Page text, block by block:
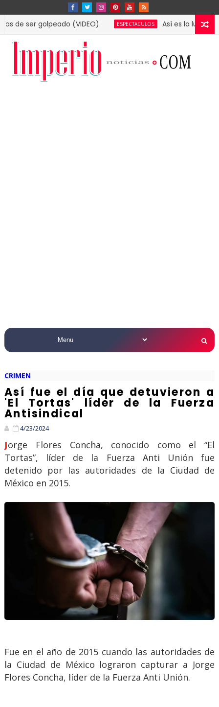
golpeado (VIDEO) ESPECTACULOS Así es la lujosa mansión
CRIMEN
Así fue el día que detuvieron a
'El Tortas' líder de la Fuerza
Antisindical
4/23/2024
Jorge Flores Concha, conocido como el “El
Tortas”, líder de la Fuerza Anti Unión fue
detenido por las autoridades de la Ciudad de
México en 2015.
Fue en el año de 2015 cuando las autoridades de
la Ciudad de México lograron capturar a Jorge
Flores Concha, líder de la Fuerza Anti Unión.